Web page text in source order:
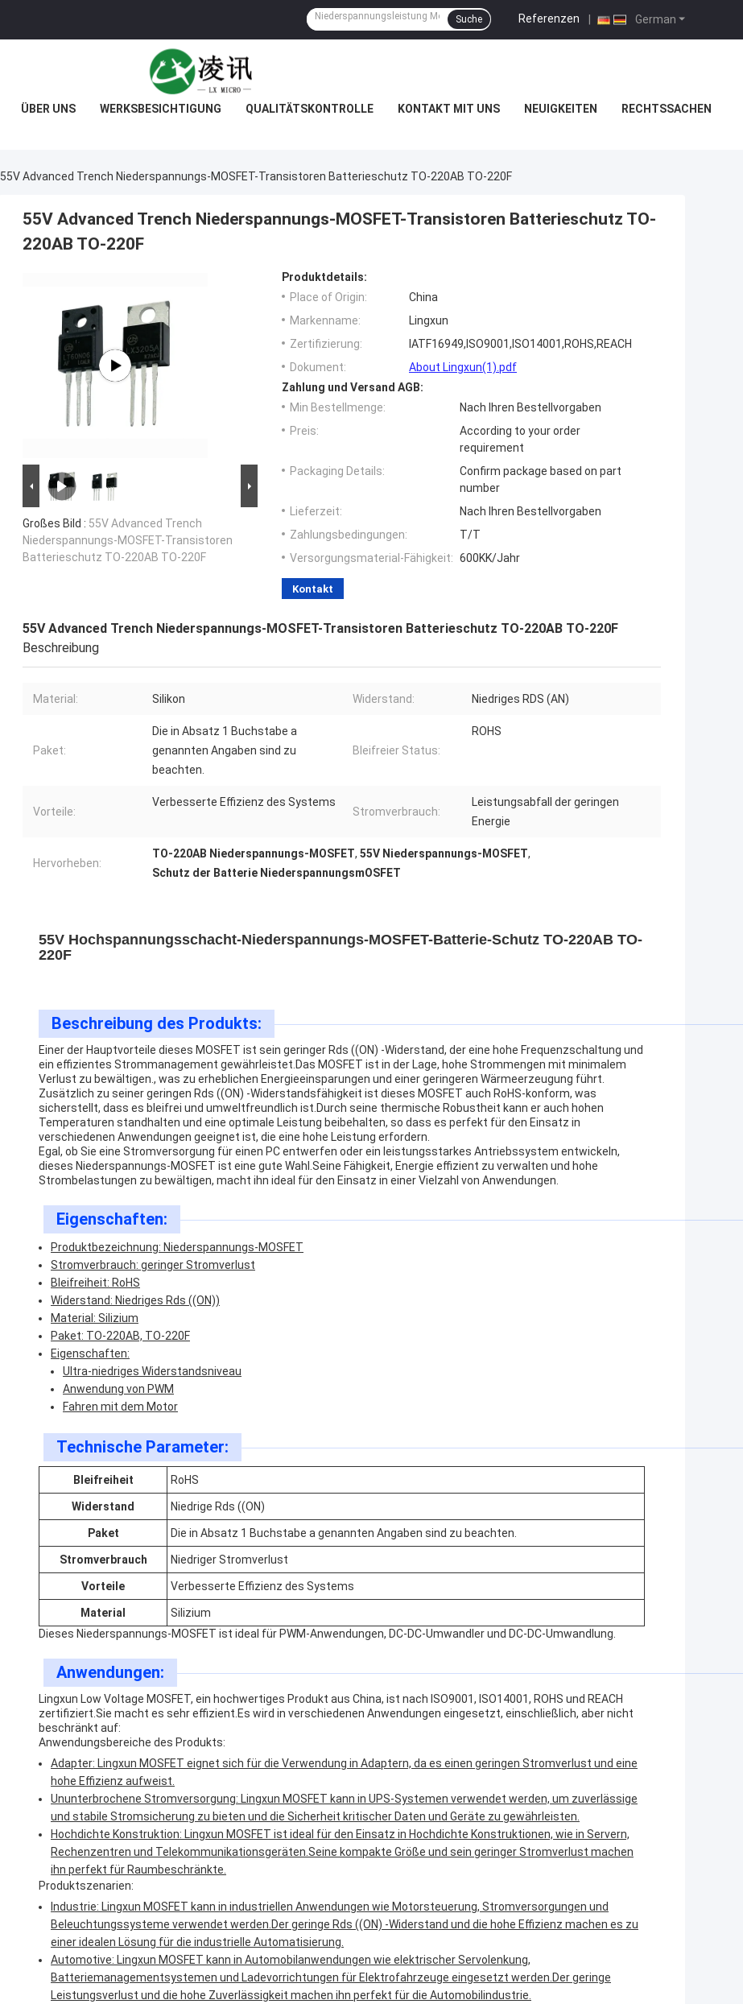
German
Referenzen |
Suche
ÜBER UNS WERKSBESICHTIGUNG QUALITÄTSKONTROLLE KONTAKT MIT UNS NEUIGKEITEN RECHTSSACHEN
55V Advanced Trench Niederspannungs-MOSFET-Transistoren Batterieschutz TO-220AB TO-220F
55V Advanced Trench Niederspannungs-MOSFET-Transistoren Batterieschutz TO-
220AB TO-220F
Großes Bild : 55V Advanced Trench
Niederspannungs-MOSFET-Transistoren
Batterieschutz TO-220AB TO-220F
Produktdetails:
Place of Origin:
China
Markenname:
Lingxun
Zertifizierung:
IATF16949,ISO9001,ISO14001,ROHS,REACH
Dokument:
About Lingxun(1).pdf
Zahlung und Versand AGB:
Min Bestellmenge:
Nach Ihren Bestellvorgaben
Preis:
According to your order
requirement
Packaging Details:
Confirm package based on part
number
Lieferzeit:
Nach Ihren Bestellvorgaben
Zahlungsbedingungen:
T/T
Versorgungsmaterial-Fähigkeit: 600KK/Jahr
Kontakt
55V Advanced Trench Niederspannungs-MOSFET-Transistoren Batterieschutz TO-220AB TO-220F
Beschreibung
Material: Silikon Widerstand: Niedriges RDS (AN)
Paket:
Die in Absatz 1 Buchstabe a
genannten Angaben sind zu
beachten.
Bleifreier Status:
ROHS
Vorteile:
Verbesserte Effizienz des Systems
Stromverbrauch:
Leistungsabfall der geringen
Energie
Hervorheben:
TO-220AB Niederspannungs-MOSFET, 55V Niederspannungs-MOSFET,
Schutz der Batterie NiederspannungsmOSFET
55V Hochspannungsschacht-Niederspannungs-MOSFET-Batterie-Schutz TO-220AB TO-
220F
Beschreibung des Produkts:
Einer der Hauptvorteile dieses MOSFET ist sein geringer Rds ((ON) -Widerstand, der eine hohe Frequenzschaltung und
ein effizientes Strommanagement gewährleistet.Das MOSFET ist in der Lage, hohe Strommengen mit minimalem
Verlust zu bewältigen., was zu erheblichen Energieeinsparungen und einer geringeren Wärmeerzeugung führt.
Zusätzlich zu seiner geringen Rds ((ON) -Widerstandsfähigkeit ist dieses MOSFET auch RoHS-konform, was
sicherstellt, dass es bleifrei und umweltfreundlich ist.Durch seine thermische Robustheit kann er auch hohen
Temperaturen standhalten und eine optimale Leistung beibehalten, so dass es perfekt für den Einsatz in
verschiedenen Anwendungen geeignet ist, die eine hohe Leistung erfordern.
Egal, ob Sie eine Stromversorgung für einen PC entwerfen oder ein leistungsstarkes Antriebssystem entwickeln,
dieses Niederspannungs-MOSFET ist eine gute Wahl.Seine Fähigkeit, Energie effizient zu verwalten und hohe
Strombelastungen zu bewältigen, macht ihn ideal für den Einsatz in einer Vielzahl von Anwendungen.
Eigenschaften:
Produktbezeichnung: Niederspannungs-MOSFET
Stromverbrauch: geringer Stromverlust
Bleifreiheit: RoHS
Widerstand: Niedriges Rds ((ON))
Material: Silizium
Paket: TO-220AB, TO-220F
Eigenschaften:
Ultra-niedriges Widerstandsniveau
Anwendung von PWM
Fahren mit dem Motor
Technische Parameter:
Bleifreiheit RoHS
Widerstand Niedrige Rds ((ON)
Paket Die in Absatz 1 Buchstabe a genannten Angaben sind zu beachten.
Stromverbrauch Niedriger Stromverlust
Vorteile Verbesserte Effizienz des Systems
Material
Silizium
Dieses Niederspannungs-MOSFET ist ideal für PWM-Anwendungen, DC-DC-Umwandler und DC-DC-Umwandlung.
Anwendungen:
Lingxun Low Voltage MOSFET, ein hochwertiges Produkt aus China, ist nach ISO9001, ISO14001, ROHS und REACH
zertifiziert.Sie macht es sehr effizient.Es wird in verschiedenen Anwendungen eingesetzt, einschließlich, aber nicht
beschränkt auf:
Anwendungsbereiche des Produkts:
Adapter: Lingxun MOSFET eignet sich für die Verwendung in Adaptern, da es einen geringen Stromverlust und eine
hohe Effizienz aufweist.
Ununterbrochene Stromversorgung: Lingxun MOSFET kann in UPS-Systemen verwendet werden, um zuverlässige
und stabile Stromsicherung zu bieten und die Sicherheit kritischer Daten und Geräte zu gewährleisten.
Hochdichte Konstruktion: Lingxun MOSFET ist ideal für den Einsatz in Hochdichte Konstruktionen, wie in Servern,
Rechenzentren und Telekommunikationsgeräten.Seine kompakte Größe und sein geringer Stromverlust machen
ihn perfekt für Raumbeschränkte.
Produktszenarien:
Industrie: Lingxun MOSFET kann in industriellen Anwendungen wie Motorsteuerung, Stromversorgungen und
Beleuchtungssysteme verwendet werden.Der geringe Rds ((ON) -Widerstand und die hohe Effizienz machen es zu
einer idealen Lösung für die industrielle Automatisierung.
Automotive: Lingxun MOSFET kann in Automobilanwendungen wie elektrischer Servolenkung,
Batteriemanagementsystemen und Ladevorrichtungen für Elektrofahrzeuge eingesetzt werden.Der geringe
Leistungsverlust und die hohe Zuverlässigkeit machen ihn perfekt für die Automobilindustrie.